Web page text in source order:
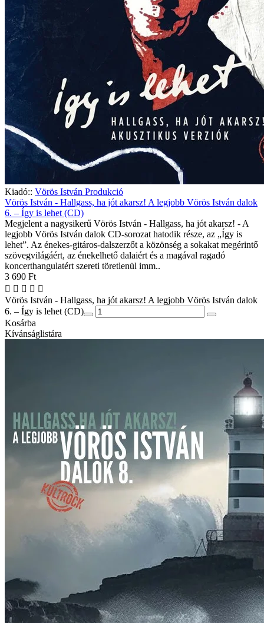
Kiadó:: Vörös István Produkció
Vörös István - Hallgass, ha jót akarsz! A legjobb Vörös István dalok
6. – Így is lehet (CD)
Megjelent a nagysikerű Vörös István - Hallgass, ha jót akarsz! - A
legjobb Vörös István dalok CD-sorozat hatodik része, az „Így is
lehet”. Az énekes-gitáros-dalszerzőt a közönség a sokakat megérintő
szövegvilágáért, az énekelhető dalaiért és a magával ragadó
koncerthangulatért szereti töretlenül imm..
3 690 Ft
Vörös István - Hallgass, ha jót akarsz! A legjobb Vörös István dalok
6. – Így is lehet (CD)
Kosárba
Kívánságlistára